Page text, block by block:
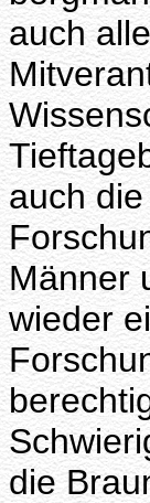
auch
auch
Männer
wieder
die